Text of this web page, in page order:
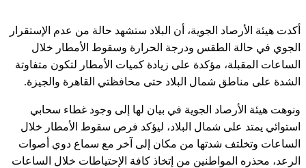
أكدت هيئة الأرصاد الجوية، أن البلاد ستشهد حالة من عدم الإستقرار
الجوي في حالة الطقس ودرجة الحرارة وسقوط الأمطار خلال
الساعات المقبلة، مؤكدة على زيادة كميات الأمطار لتكون متفاوتة
الشدة على مناطق شمال البلاد حتى محافظتي القاهرة والجيزة.
ونوهت هيئة الأرصاد الجوية في بيان لها إلى وجود غطاء سحابي
استوائي يمتد على شمال البلاد، ليؤكد فرص سقوط الأمطار خلال
الساعات وتخلتف شدتها من مكان إلى آخر مع سماع دوي أصوات
الرعد، محذره المواطنين من إتخاذ كافة الإحتياطات خلال الساعات